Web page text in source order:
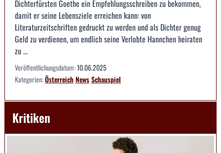
Dichterfürsten Goethe ein Empfehlungsschreiben zu bekommen,
damit er seine Lebensziele erreichen kann: von
Literaturzeitschriften gedruckt zu werden und als Dichter genug
Geld zu verdienen, um endlich seine Verlobte Hannchen heiraten
zu ...
Veröffentlichungsdatum:10.06.2025
Kategorien:ÖsterreichNewsSchauspiel
Kritiken